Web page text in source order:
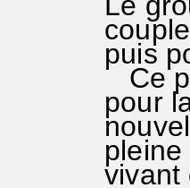
puis
Ce
pour
vivant